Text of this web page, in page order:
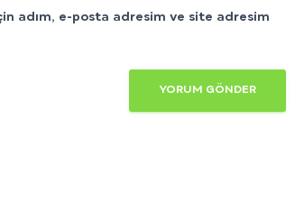
adım, e-posta adresim ve site adresim